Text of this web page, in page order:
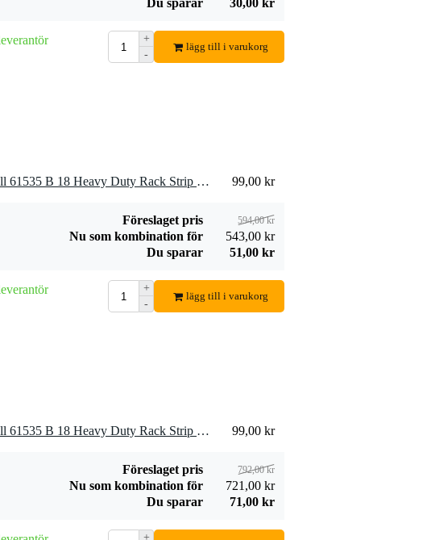
Du sparar
30,00 kr
+
-
lägg till i varukorg
6 x Adam Hall 61535 B 18 Heavy Duty Rack Strip svart 18U 99,00 kr
Föreslaget pris 594,00 kr
Nu som kombination för
543,00 kr
Du sparar
51,00 kr
+
-
lägg till i varukorg
8 x Adam Hall 61535 B 18 Heavy Duty Rack Strip svart 18U 99,00 kr
Föreslaget pris 792,00 kr
Nu som kombination för
721,00 kr
Du sparar
71,00 kr
+